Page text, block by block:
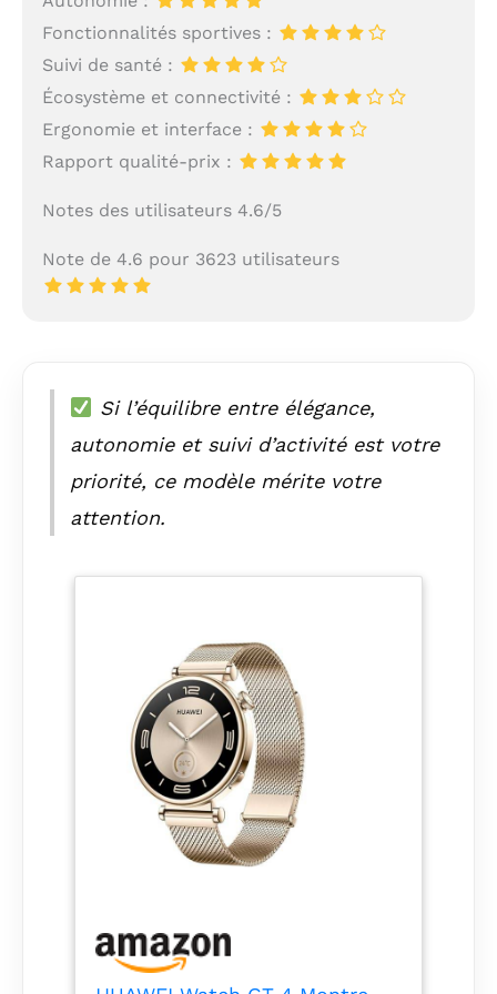
Fonctionnalités sportives :
Suivi de santé :
Écosystème et connectivité :
Ergonomie et interface :
Rapport qualité-prix :
Notes des utilisateurs 4.6/5
Note de 4.6 pour 3623 utilisateurs
Si l’équilibre entre élégance,
autonomie et suivi d’activité est votre
priorité, ce modèle mérite votre
attention.